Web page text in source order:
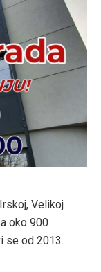
Velikoj
oko 900
se od 2013.